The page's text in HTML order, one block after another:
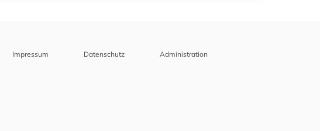
Impressum Datenschutz Administration